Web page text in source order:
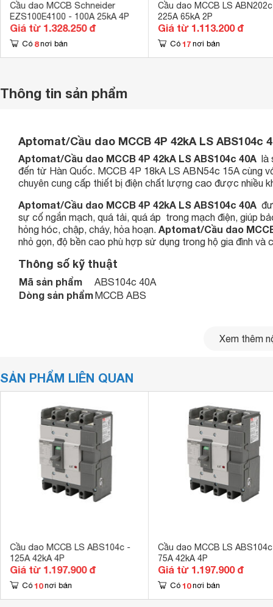
Cầu dao MCCB Schneider
EZS100E4100 - 100A 25kA 4P
Giá từ 1.328.250 đ
Có 8 nơi bán
Cầu dao MCCB LS
225A 65kA 2P
Giá từ 1.113.200 đ
Có 17 nơi bán
Thông tin sản phẩm
Aptomat/Cầu dao MCCB 4P 42kA LS ABS104c
Aptomat/Cầu dao MCCB 4P 42kA LS ABS104c 40A là
đến từ Hàn Quốc. MCCB 4P 18kA LS ABN54c 15A cùng
chuyên cung cấp thiết bị điện chất lượng cao được nhiều
Aptomat/Cầu dao MCCB 4P 42kA LS ABS104c 40A
sự cố ngắn mạch, quá tải, quá áp trong mạch điện, giúp
hỏng hóc, chập, cháy, hỏa hoạn. Aptomat/Cầu dao
nhỏ gọn, độ bền cao phù hợp sử dụng trong hộ gia đình và
Thông số kỹ thuật
Mã sản phẩm ABS104c 40A
Dòng sản phẩmMCCB ABS
Tiêu chuẩn IEC 60947-2
Xem thêm
SẢN PHẨM LIÊN QUAN
Cầu dao MCCB LS ABS104c -
125A 42kA 4P
Giá từ 1.197.900 đ
Có 10 nơi bán
Cầu dao MCCB LS
75A 42kA 4P
Giá từ 1.197.900 đ
Có 10 nơi bán